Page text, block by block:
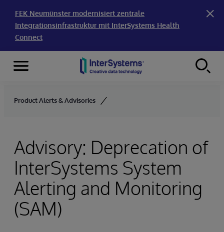
FEK Neumünster modernisiert zentrale
Integrationsinfrastruktur mit InterSystems Health
Connect
Skip to content
Menu
Product Alerts & Advisories
Advisory: Deprecation of
InterSystems System
Alerting and Monitoring
(SAM)